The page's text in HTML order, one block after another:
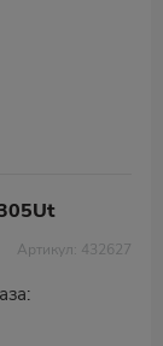
Артикул: 432627